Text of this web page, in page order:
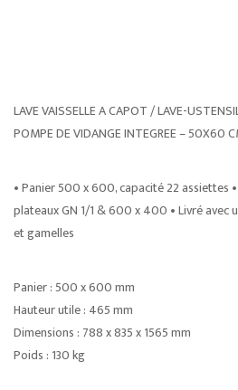
LAVE VAISSELLE A CAPOT / LAVE-
POMPE DE VIDANGE INTEGREE – 50X60
• Panier 500 x 600, capacité 22 assiettes
plateaux GN 1/1 & 600 x 400 • Livré avec
et gamelles
Panier : 500 x 600 mm
Hauteur utile : 465 mm
Dimensions : 788 x 835 x 1565 mm
Poids : 130 kg